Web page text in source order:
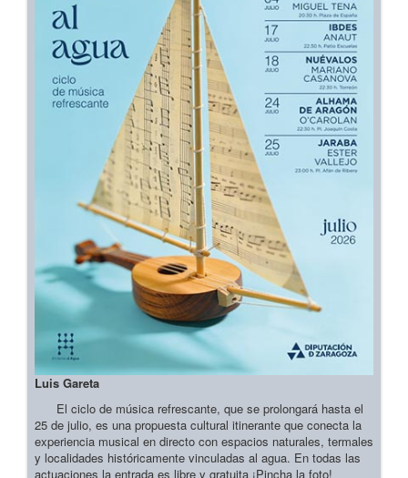
Luis Gareta
El ciclo de música refrescante, que se prolongará hasta el
25 de julio, es una propuesta cultural itinerante que conecta la
experiencia musical en directo con espacios naturales, termales
y localidades históricamente vinculadas al agua. En todas las
actuaciones la entrada es libre y gratuita ¡Pincha la foto!